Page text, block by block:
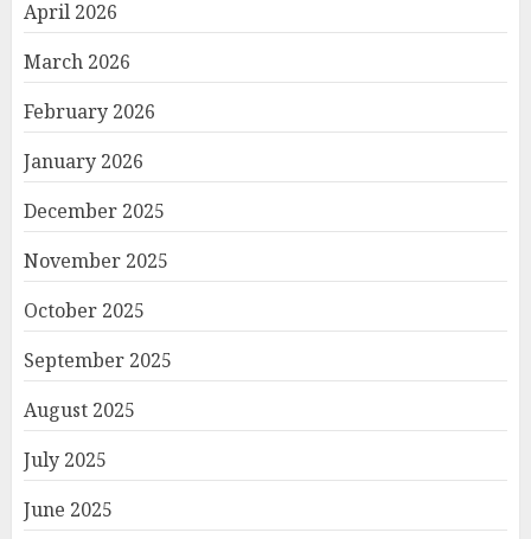
April 2026
March 2026
February 2026
January 2026
December 2025
November 2025
October 2025
September 2025
August 2025
July 2025
June 2025